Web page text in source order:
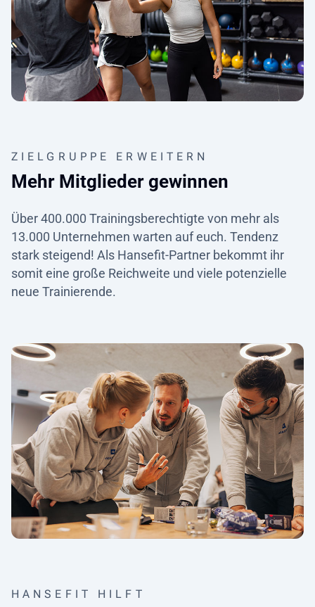
ZIELGRUPPE ERWEITERN
Mehr Mitglieder gewinnen
Über 400.000 Trainingsberechtigte von mehr als
13.000 Unternehmen warten auf euch. Tendenz
stark steigend! Als Hansefit-Partner bekommt ihr
somit eine große Reichweite und viele potenzielle
neue Trainierende.
HANSEFIT HILFT